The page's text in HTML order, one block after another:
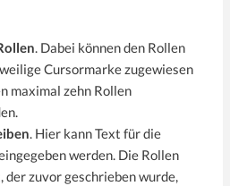
. Dabei können den Rollen
Cursormarke zugewiesen
maximal zehn Rollen
. Hier kann Text für die
werden. Die Rollen
der zuvor geschrieben wurde,